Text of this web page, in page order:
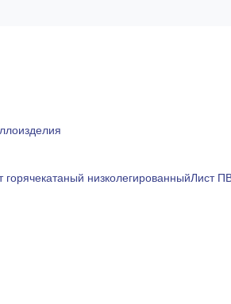
горячекатаный низколегированныйЛист